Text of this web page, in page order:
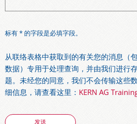
标有 * 的字段是必填字段。
从联络表格中获取到的有关您的消息（
数据）专用于处理查询，并由我们进行
题。未经您的同意，我们不会传输这些
细信息，请查看这里： KERN AG